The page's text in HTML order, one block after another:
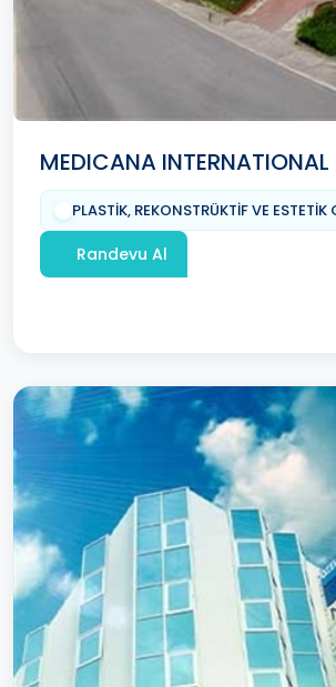
MEDICANA
PLASTİK, REKONSTRÜKTİF VE ESTETİK
Randevu Al